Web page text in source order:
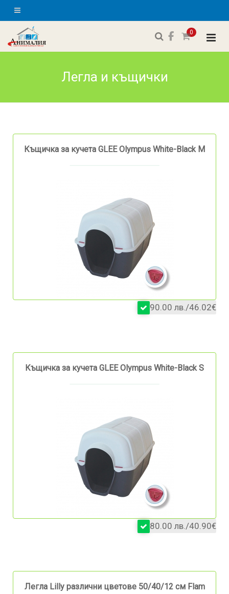
0
Легла и къщички
Къщичка за кучета GLEE Olympus White-Black M
90.00 лв./46.02€
Къщичка за кучета GLEE Olympus White-Black S
80.00 лв./40.90€
Легла Lilly различни цветове 50/40/12 см Flam